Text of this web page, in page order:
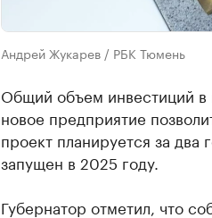
Андрей Жукарев / РБК Тюмень
Общий объем инвестиций в
новое предприятие
проект планируется за два
запущен в 2025 году.
Губернатор отметил, что